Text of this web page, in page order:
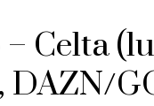
Celta
DAZN/